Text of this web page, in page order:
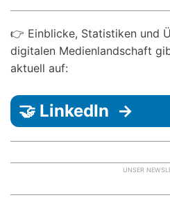
👉 Einblicke, Statistiken und
digitalen Medienlandschaft
aktuell auf:
🤝 LinkedIn →
UNSER